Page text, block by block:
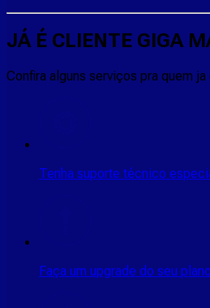
JÁ É CLIENTE GIGA
Confira alguns serviços pra quem
Tenha suporte técnico
Faça um upgrade do seu plano